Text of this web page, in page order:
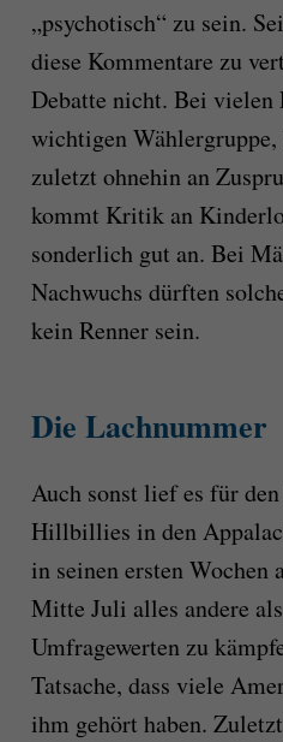
„psychotisch“ zu sein.
diese Kommentare zu
Debatte nicht. Bei vielen
wichtigen
zuletzt ohnehin an
kommt Kritik an
sonderlich gut an. Bei
Nachwuchs dürften
kein Renner sein.
Die Lachnummer
Auch sonst lief es für
Hillbillies in den
in seinen ersten Wochen
Mitte Juli alles andere
Umfragewerten zu
Tatsache, dass viele
ihm gehört haben.